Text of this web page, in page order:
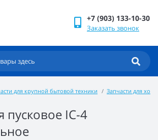
+7 (903) 133-10-30
Заказать звонок
для крупной бытовой техники Запчасти для
пусковое IC-4